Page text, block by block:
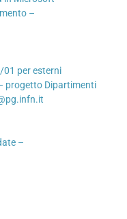
–
01 per esterni
progetto Dipartimenti
–